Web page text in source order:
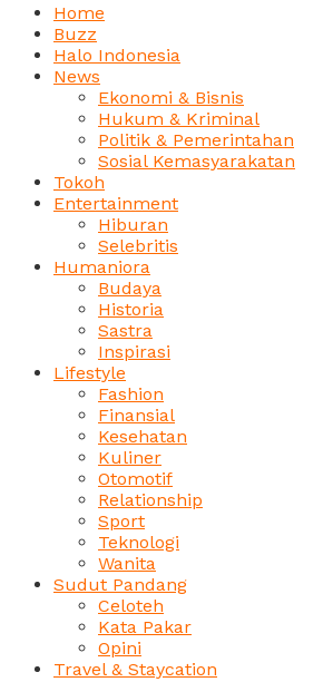
Home
Buzz
Halo Indonesia
News
Ekonomi & Bisnis
Hukum & Kriminal
Politik & Pemerintahan
Sosial Kemasyarakatan
Tokoh
Entertainment
Hiburan
Selebritis
Humaniora
Budaya
Historia
Sastra
Inspirasi
Lifestyle
Fashion
Finansial
Kesehatan
Kuliner
Otomotif
Relationship
Sport
Teknologi
Wanita
Sudut Pandang
Celoteh
Kata Pakar
Opini
Travel & Staycation